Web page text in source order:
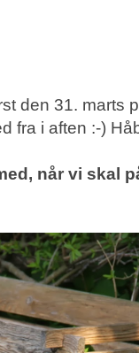
den 31. marts
fra i aften :-)
når vi skal